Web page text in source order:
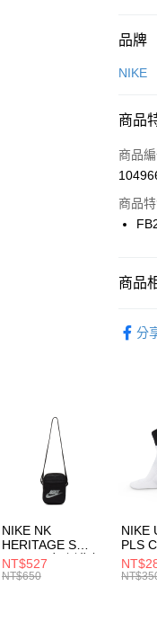
付款
信用卡
合
華
上
國
聯
台
LINE
Apple
【關
３．
【「
１．
付」
２．
３．
／
※ 請
絡購
先享
每筆
每筆
付款
每筆
品牌
NIKE
商品
商品
商品
商品
分
NIKE NK
HERITAGE S
SMIT 男女 側背包
BA5871010
NT$527
NT$650
NIKE
PLS
144
襪